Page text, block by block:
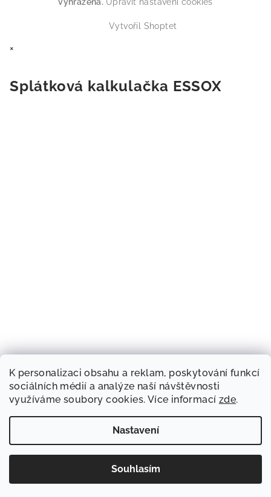
K personalizaci obsahu a reklam, poskytování funkcí
sociálních médií a analýze naší návštěvnosti
využíváme soubory cookies. Více informací zde.
Nastavení
Souhlasím
vyhrazena. Upravit nastavení cookies
Vytvořil Shoptet
×
Splátková kalkulačka ESSOX